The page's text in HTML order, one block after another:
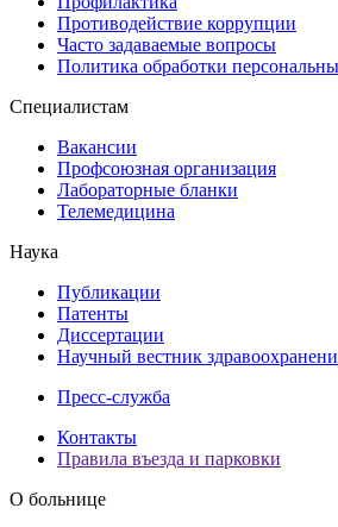
Противодействие коррупции
Часто задаваемые вопросы
Политика обработки
Специалистам
Вакансии
Профсоюзная организация
Лабораторные бланки
Телемедицина
Наука
Публикации
Патенты
Диссертации
Научный вестник
Пресс-служба
Контакты
Правила въезда и парковки
О больнице